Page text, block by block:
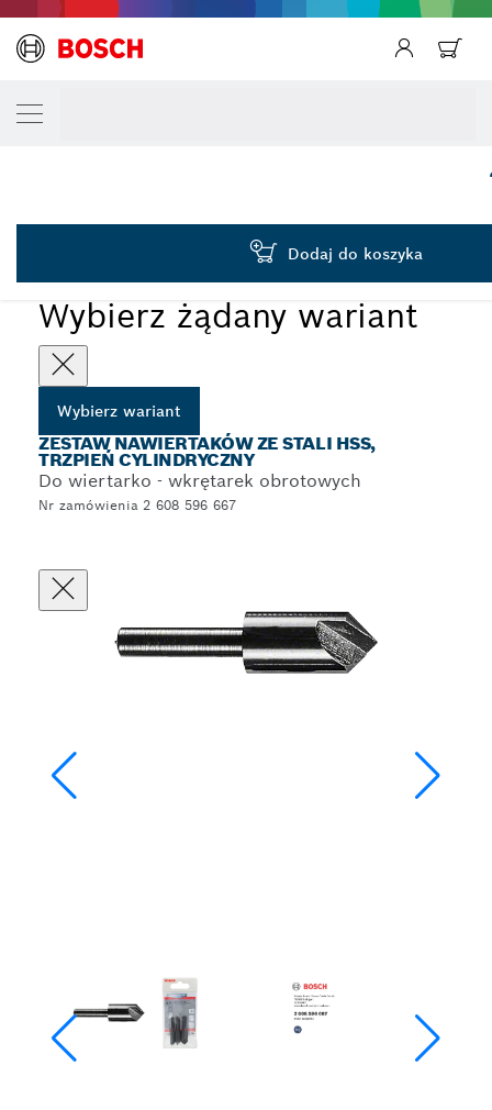
Wybierz żądany wariant
Wybierz wariant
ZESTAW NAWIERTAKÓW ZE STALI HSS,
TRZPIEŃ CYLINDRYCZNY
Do wiertarko - wkrętarek obrotowych
Nr zamówienia 2 608 596 667
TWÓJ WARIANT WYBORU
2 608 596 667
Dodaj do koszyka